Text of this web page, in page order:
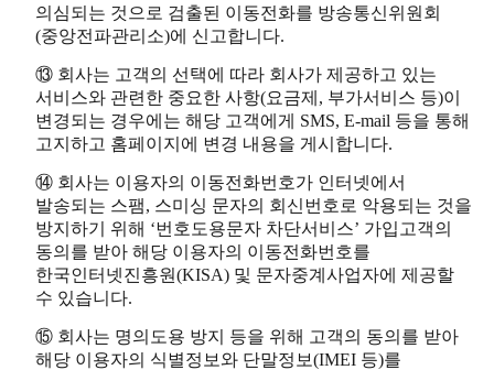
의심되는 것으로 검출된 이동전화를 방송통신위원회
(중앙전파관리소)에 신고합니다.
⑬ 회사는 고객의 선택에 따라 회사가 제공하고 있는
서비스와 관련한 중요한 사항(요금제, 부가서비스 등)이
변경되는 경우에는 해당 고객에게 SMS, E-mail 등을 통해
고지하고 홈페이지에 변경 내용을 게시합니다.
⑭ 회사는 이용자의 이동전화번호가 인터넷에서
발송되는 스팸, 스미싱 문자의 회신번호로 악용되는 것을
방지하기 위해 ‘번호도용문자 차단서비스’ 가입고객의
동의를 받아 해당 이용자의 이동전화번호를
한국인터넷진흥원(KISA) 및 문자중계사업자에 제공할
수 있습니다.
⑮ 회사는 명의도용 방지 등을 위해 고객의 동의를 받아
해당 이용자의 식별정보와 단말정보(IMEI 등)를